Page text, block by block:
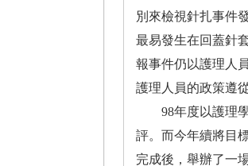
別來檢視針扎事件
最易發生在回蓋針
報事件仍以護理人
護理人員的政策遵
98年度以護理學
評。而今年續將目
完成後，舉辦了一